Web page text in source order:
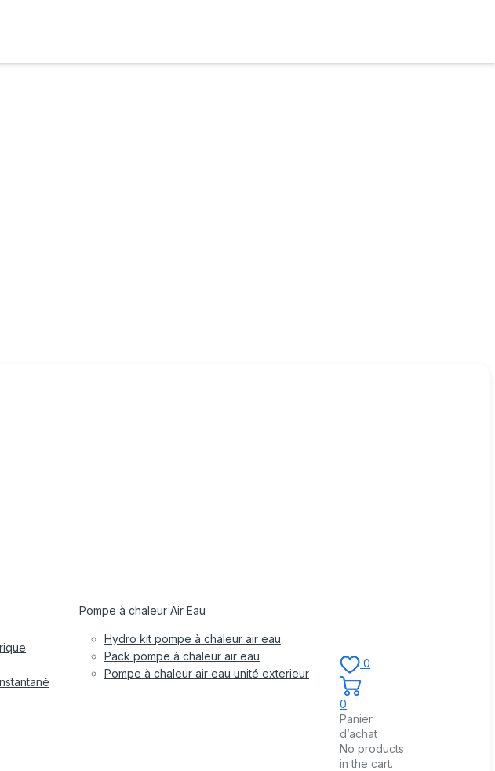
Pompe à chaleur Air Eau
Hydro kit pompe à chaleur air eau
Pack pompe à chaleur air eau
Pompe à chaleur air eau unité exterieur
0
0
Panier
d’achat
No products
in the cart.